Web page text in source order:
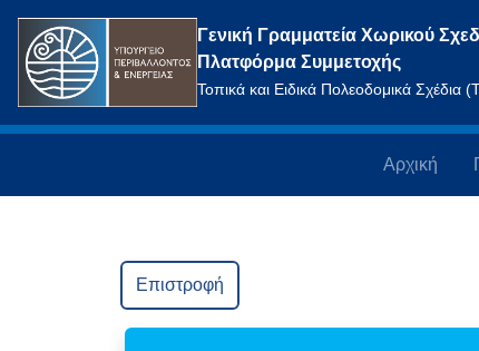
Γενική Γραμματεία Χωρικού
Πλατφόρμα Συμμετοχής
Τοπικά και Ειδικά Πολεοδομικά
Αρχική
Επιστροφή